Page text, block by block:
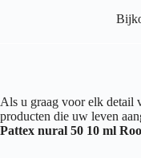
Als u graag voor elk detail
producten die uw leven
Pattex nural 50 10 ml